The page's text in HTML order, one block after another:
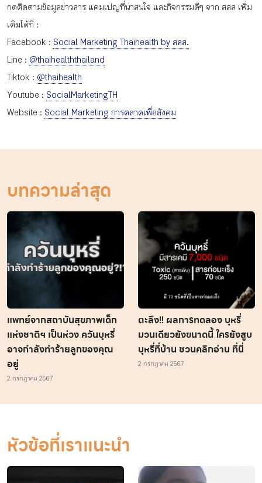
TH
กดติดตามข้อมูลข่าวสาร แคมเปญที่น่าสนใจ และกิจกรรมดีๆ จาก สสส เพิ่ม
เติมได้ที่ :
Facebook : Social Marketing Thaihealth by สสส.
Line : @thaihealththailand
Tiktok : @thaihealth
Youtube : SocialMarketingTH
Website : Social Marketing การตลาดเพื่อสังคม
บทความล่าสุด
แพทย์จากสถาบันสุขภาพเด็ก
แห่งชาติฯ เป็นห่วง ควันบุหรี่
อาจกำลังทำร้ายลูกของคุณ
อยู่
2 กรกฎาคม 2567
ตะลึง!! ผลการทดลอง บุหรี่
มวนเดียวยังขนาดนี้ ใครยังสูบ
บุหรี่ที่บ้าน ชวนคลิกอ่าน ที่นี่
2 กรกฎาคม 2567
หัวข้อที่เราแนะนำ